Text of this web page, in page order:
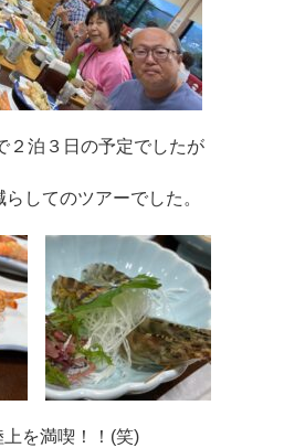
２泊３日の予定でしたが
してのツアーでした。
上を満喫！！(笑)